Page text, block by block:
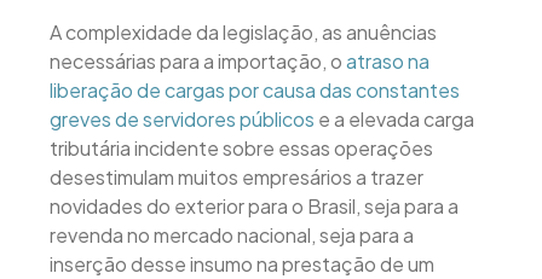
A complexidade da legislação, as anuências
necessárias para a importação, oatraso na
liberação de cargas por causa das constantes
greves de servidores públicos e a elevada carga
tributária incidente sobre essas operações
desestimulam muitos empresários a trazer
novidades do exterior para o Brasil, seja para a
revenda no mercado nacional, seja para a
inserção desse insumo na prestação de um